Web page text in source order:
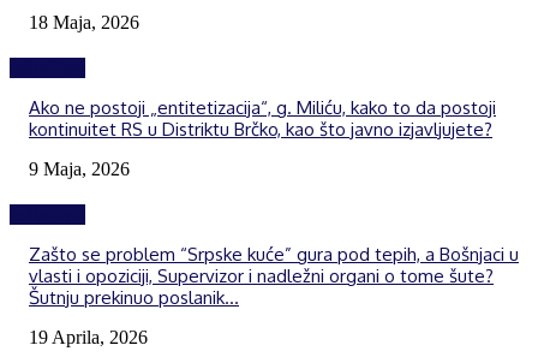
18 Maja, 2026
Ako ne postoji „entitetizacija“, g. Miliću, kako to da postoji
kontinuitet RS u Distriktu Brčko, kao što javno izjavljujete?
9 Maja, 2026
Zašto se problem “Srpske kuće” gura pod tepih, a Bošnjaci u
vlasti i opoziciji, Supervizor i nadležni organi o tome šute?
Šutnju prekinuo poslanik...
19 Aprila, 2026